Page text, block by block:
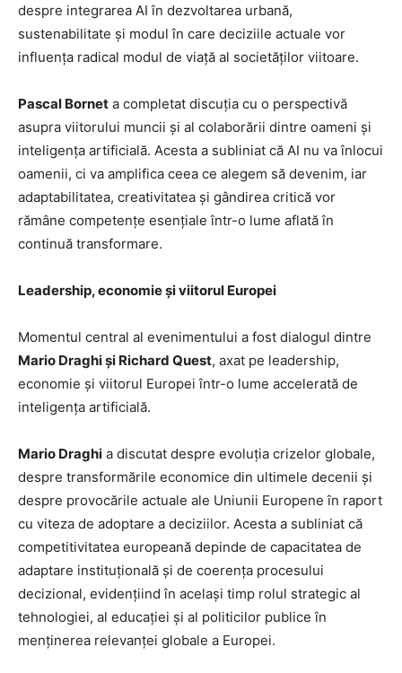
despre integrarea AI în dezvoltarea urbană,
sustenabilitate și modul în care deciziile actuale vor
influența radical modul de viață al societăților viitoare.
Pascal Bornet a completat discuția cu o perspectivă
asupra viitorului muncii și al colaborării dintre oameni și
inteligența artificială. Acesta a subliniat că AI nu va înlocui
oamenii, ci va amplifica ceea ce alegem să devenim, iar
adaptabilitatea, creativitatea și gândirea critică vor
rămâne competențe esențiale într-o lume aflată în
continuă transformare.
Leadership, economie și viitorul Europei
Momentul central al evenimentului a fost dialogul dintre
Mario Draghi și Richard Quest, axat pe leadership,
economie și viitorul Europei într-o lume accelerată de
inteligența artificială.
Mario Draghi a discutat despre evoluția crizelor globale,
despre transformările economice din ultimele decenii și
despre provocările actuale ale Uniunii Europene în raport
cu viteza de adoptare a deciziilor. Acesta a subliniat că
competitivitatea europeană depinde de capacitatea de
adaptare instituțională și de coerența procesului
decizional, evidențiind în același timp rolul strategic al
tehnologiei, al educației și al politicilor publice în
menținerea relevanței globale a Europei.